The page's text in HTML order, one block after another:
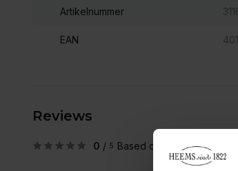
Artikelnummer
EAN
Reviews
0 / 5 Based on 0 reviews